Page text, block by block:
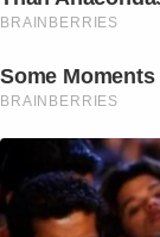
BRAINBERRIES
Some
BRAINBERRIES